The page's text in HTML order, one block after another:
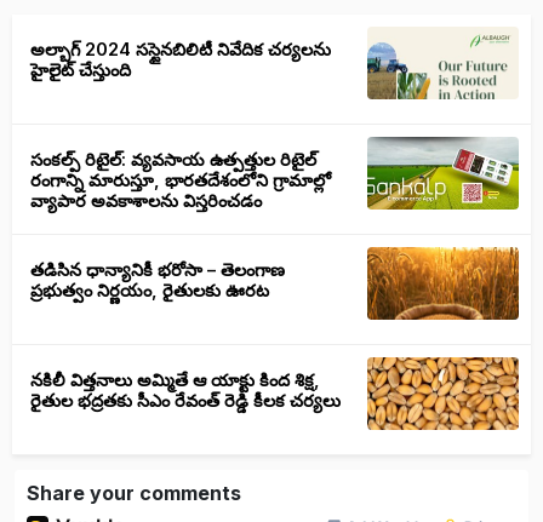
అల్బాగ్ 2024 సస్టైనబిలిటీ నివేదిక చర్యలను
హైలైట్ చేస్తుంది
సంకల్ప్ రిటైల్: వ్యవసాయ ఉత్పత్తుల రిటైల్
రంగాన్ని మారుస్తూ, భారతదేశంలోని గ్రామాల్లో
వ్యాపార అవకాశాలను విస్తరించడం
తడిసిన ధాన్యానికీ భరోసా – తెలంగాణ
ప్రభుత్వం నిర్ణయం, రైతులకు ఊరట
నకిలీ విత్తనాలు అమ్మితే ఆ యాక్టు కింద శిక్ష,
రైతుల భద్రతకు సీఎం రేవంత్ రెడ్డి కీలక చర్యలు
Share your comments